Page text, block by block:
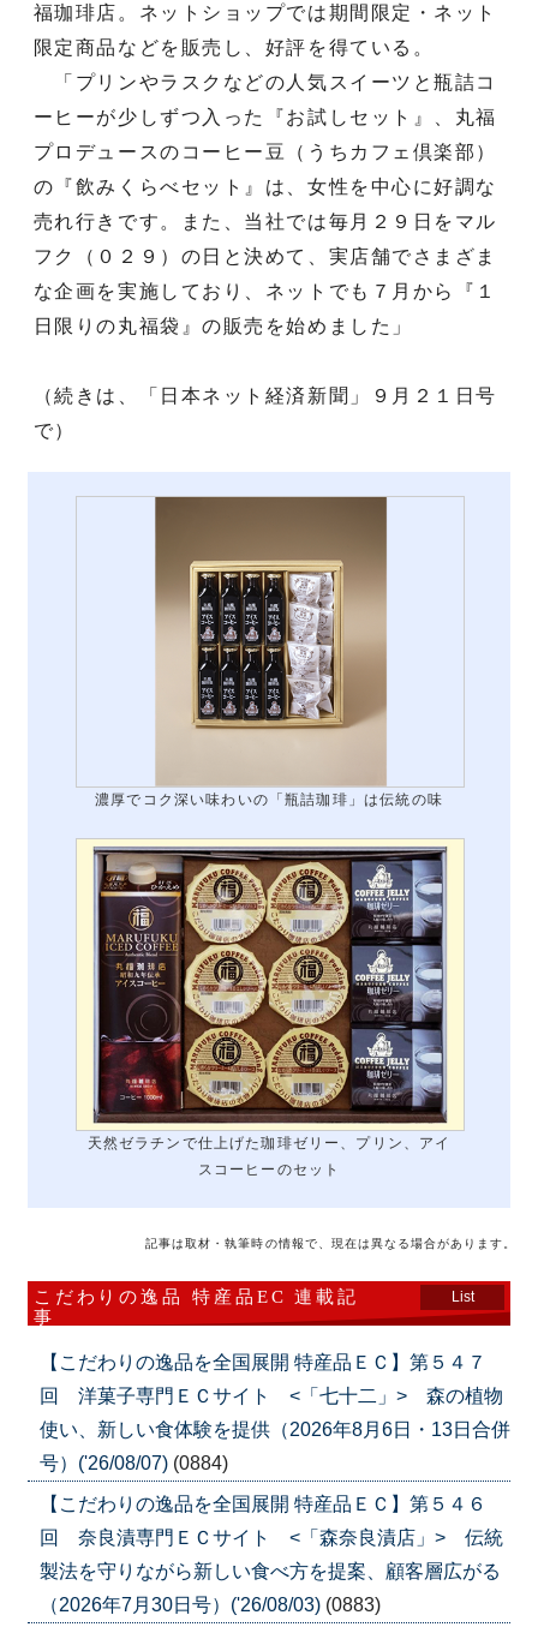
福珈琲店。ネットショップでは期間限定・ネット
限定商品などを販売し、好評を得ている。
「プリンやラスクなどの人気スイーツと瓶詰コ
ーヒーが少しずつ入った『お試しセット』、丸福
プロデュースのコーヒー豆（うちカフェ倶楽部）
の『飲みくらべセット』は、女性を中心に好調な
売れ行きです。また、当社では毎月２９日をマル
フク（０２９）の日と決めて、実店舗でさまざま
な企画を実施しており、ネットでも７月から『１
日限りの丸福袋』の販売を始めました」
（続きは、「日本ネット経済新聞」９月２１日号
で）
濃厚でコク深い味わいの「瓶詰珈琲」は伝統の味
天然ゼラチンで仕上げた珈琲ゼリー、プリン、アイ
スコーヒーのセット
記事は取材・執筆時の情報で、現在は異なる場合があります。
こだわりの逸品 特産品EC 連載記
事
List
【こだわりの逸品を全国展開 特産品ＥＣ】第５４７
回 洋菓子専門ＥＣサイト <「七十二」> 森の植物
使い、新しい食体験を提供（2026年8月6日・13日合併
号）('26/08/07) (0884)
【こだわりの逸品を全国展開 特産品ＥＣ】第５４６
回 奈良漬専門ＥＣサイト <「森奈良漬店」> 伝統
製法を守りながら新しい食べ方を提案、顧客層広がる
（2026年7月30日号）('26/08/03) (0883)